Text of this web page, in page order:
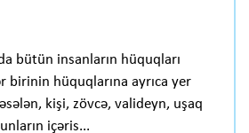
bütün insanların hüquqları
birinin hüquqlarına ayrıca yer
kişi, zövcə, valideyn, uşaq
içəris...